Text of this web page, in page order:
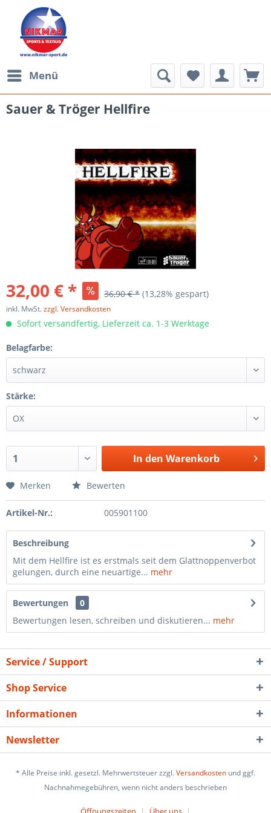
Menü
Sauer & Tröger Hellfire
32,00 € * 36,90 € * (13,28% gespart)
inkl. MwSt.zzgl. Versandkosten
Sofort versandfertig, Lieferzeit ca. 1-3 Werktage
Belagfarbe:
Stärke:
In den Warenkorb
Merken Bewerten
Artikel-Nr.: 005901100
Beschreibung
Mit dem Hellfire ist es erstmals seit dem Glattnoppenverbot
gelungen, durch eine neuartige... mehr
Bewertungen
0
Bewertungen lesen, schreiben und diskutieren... mehr
Service / Support
Shop Service
Informationen
Newsletter
* Alle Preise inkl. gesetzl. Mehrwertsteuer zzgl.Versandkosten und ggf.
Nachnahmegebühren, wenn nicht anders beschrieben